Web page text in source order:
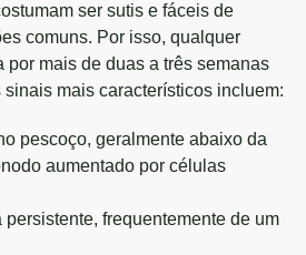
ser sutis e fáceis de
comuns. Por isso, qualquer
por mais de duas a três semanas
mais característicos incluem:
pescoço, geralmente abaixo da
aumentado por células
persistente, frequentemente de um